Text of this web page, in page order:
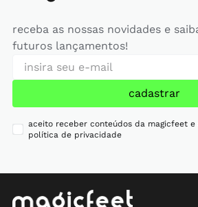
receba as nossas novidades e
futuros lançamentos!
cadastrar
aceito receber conteúdos da magicfeet
política de privacidade